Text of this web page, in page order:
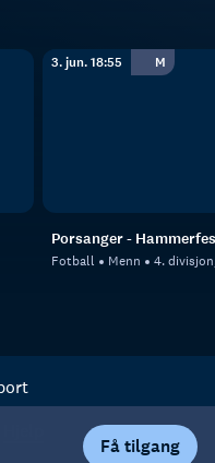
Få tilgang
3. jun. 18:55 M
Porsanger -
Fotball Menn 4.